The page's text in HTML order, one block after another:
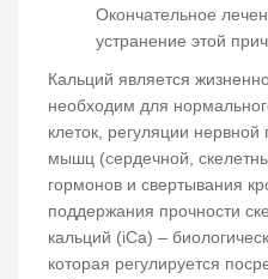
Окончательное
устранение этой
Кальций является
необходим для
клеток, регуляции
мышц (сердечной,
гормонов и свертывания
поддержания прочности
кальций (iCa) –
которая регулируется